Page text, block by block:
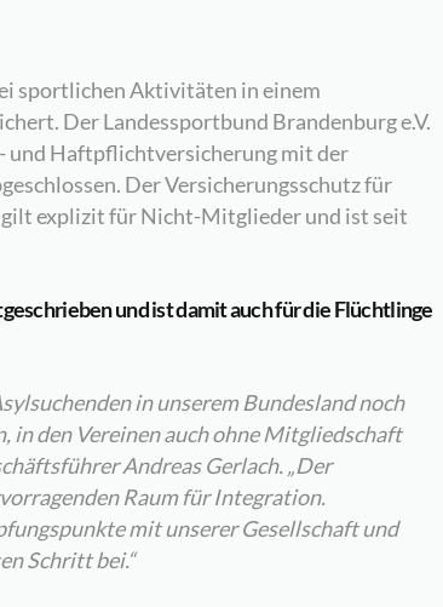
sportlichen Aktivitäten in einem
Der Landessportbund Brandenburg e.V.
und Haftpflichtversicherung mit der
Der Versicherungsschutz für
gilt explizit für Nicht-Mitglieder und ist seit
und ist damit auch für die Flüchtlinge
in unserem Bundesland noch
in den Vereinen auch ohne Mitgliedschaft
Andreas Gerlach. „Der
Raum für Integration.
mit unserer Gesellschaft und
Schritt bei.“